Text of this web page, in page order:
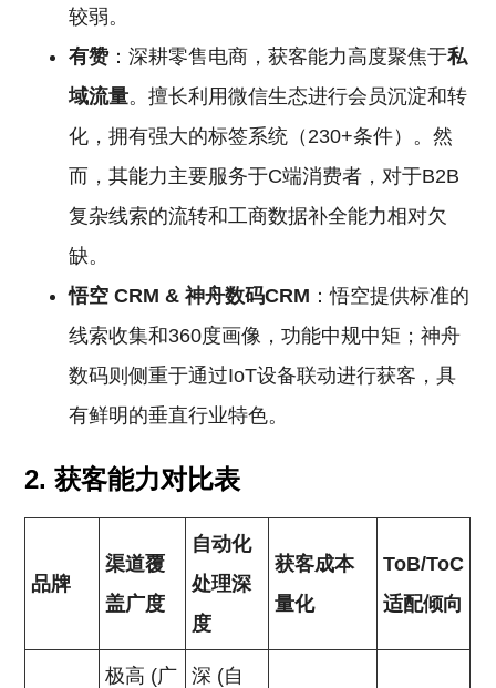
较弱。
有赞：深耕零售电商，获客能力高度聚焦于私
域流量。擅长利用微信生态进行会员沉淀和转
化，拥有强大的标签系统（230+条件）。然
而，其能力主要服务于C端消费者，对于B2B
复杂线索的流转和工商数据补全能力相对欠
缺。
悟空 CRM & 神舟数码CRM ：悟空提供标准的
线索收集和360度画像，功能中规中矩；神舟
数码则侧重于通过IoT设备联动进行获客，具
有鲜明的垂直行业特色。
2. 获客能力对比表
品牌
渠道覆
盖广度
自动化
处理深
度
获客成本
量化
ToB/ToC
适配倾向
极高 (广 深 (自